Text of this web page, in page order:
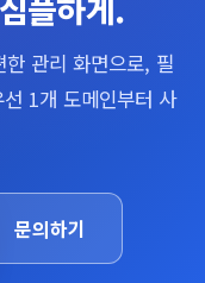
관리 화면으로, 필
1개 도메인부터 사
문의하기